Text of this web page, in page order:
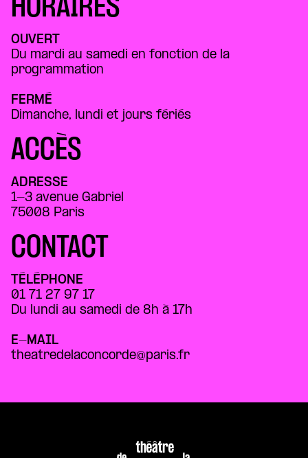
HORAIRES
OUVERT
Du mardi au samedi en fonction de la
programmation
FERMÉ
Dimanche, lundi et jours fériés
ACCÈS
ADRESSE
1-3 avenue Gabriel
75008 Paris
CONTACT
TÉLÉPHONE
01 71 27 97 17
Du lundi au samedi de 8h à 17h
E-MAIL
theatredelaconcorde@paris.fr